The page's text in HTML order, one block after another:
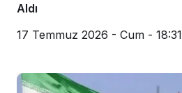
Aldı
17 Temmuz 2026 - Cum - 18:31